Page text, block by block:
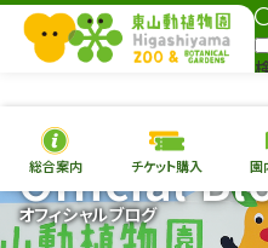
総合案内 チケット購入 園
オフィシャルブログ
Official